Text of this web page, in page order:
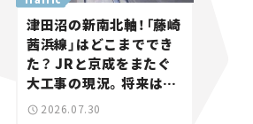
津田沼の新南北軸！「藤崎
茜浜線」はどこまででき
た？ JRと京成をまたぐ
大工事の現況。将来は
「習志野～鎌ケ谷」を最短
2026.07.30